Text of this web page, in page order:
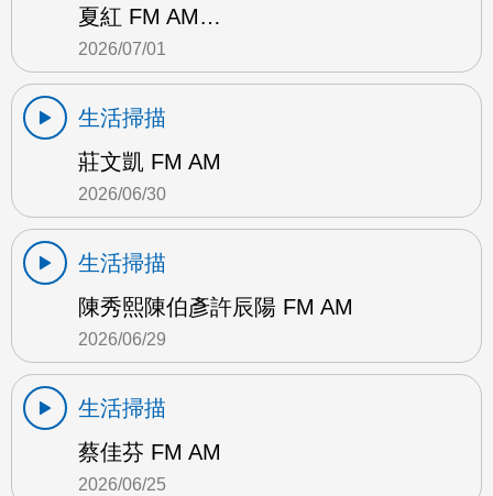
夏紅 FM AM…
2026/07/01
生活掃描
莊文凱 FM AM
2026/06/30
生活掃描
陳秀熙陳伯彥許辰陽 FM AM
2026/06/29
生活掃描
蔡佳芬 FM AM
2026/06/25